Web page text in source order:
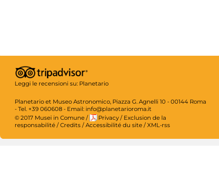
Leggi le recensioni su: Planetario
Planetario et Museo Astronomico, Piazza G. Agnelli 10 - 00144 Roma
- Tel. +39 060608 - Email: info@planetarioroma.it
© 2017 Musei in Comune / Privacy / Exclusion de la
responsabilité / Credits / Accessibilité du site / XML-rss